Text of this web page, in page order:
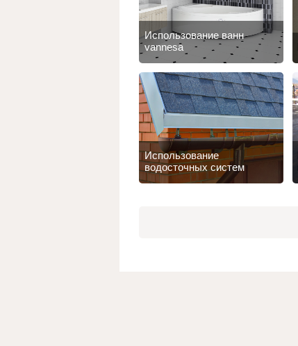
Использование ванн
vannesa
Использование
водосточных систем